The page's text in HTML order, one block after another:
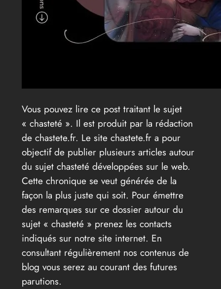
Vous pouvez lire ce post traitant le sujet
« chasteté ». Il est produit par la rédaction
de chastete.fr. Le site chastete.fr a pour
objectif de publier plusieurs articles autour
du sujet chasteté développées sur le web.
Cette chronique se veut générée de la
façon la plus juste qui soit. Pour émettre
des remarques sur ce dossier autour du
sujet « chasteté » prenez les contacts
indiqués sur notre site internet. En
consultant régulièrement nos contenus de
blog vous serez au courant des futures
parutions.